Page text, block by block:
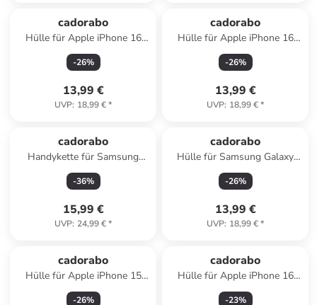
cadorabo
Hülle für Apple iPhone 16
PRO Glitzer Schutzhülle in
Schwarz
-26%
13,99 €
UVP: 18,99 €*
cadorabo
Hülle für Apple iPhone 16
PLUS Glitzer Schutzhülle in
Schwarz
-26%
13,99 €
UVP: 18,99 €*
cadorabo
Handykette für Samsung
Galaxy S21 5G Hülle in TIEF
BLAU
-36%
15,99 €
UVP: 24,99 €*
cadorabo
Hülle für Samsung Galaxy
S25 Ultra Glitzer Schutzhülle
in Grau
-26%
13,99 €
UVP: 18,99 €*
cadorabo
Hülle für Apple iPhone 15
PRO Glitzer Schutzhülle in
-26%
cadorabo
Hülle für Apple iPhone 16
PRO Blumen Design in Floral
-23%